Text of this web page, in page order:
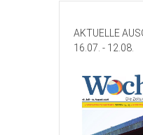
AKTUELLE
16.07. - 12.08.